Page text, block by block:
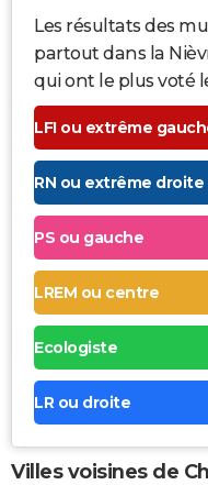
Les résultats des
partout dans la
qui ont le plus voté le
LFI ou extrême
RN ou extrême droite
PS ou gauche
LREM ou centre
Ecologiste
LR ou droite
Villes voisines de